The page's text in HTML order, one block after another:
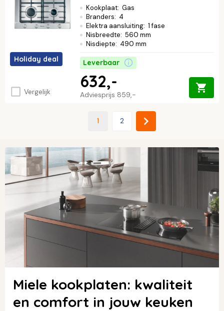
Holiday deal
Vergelijk
Kookplaat: Gas
Branders: 4
Elektra aansluiting: 1 fase
Nisbreedte: 560 mm
Nisdiepte: 490 mm
Leverbaar
Adviesprijs 859,-
632,-
1 2
Miele kookplaten: kwaliteit
en comfort in jouw keuken